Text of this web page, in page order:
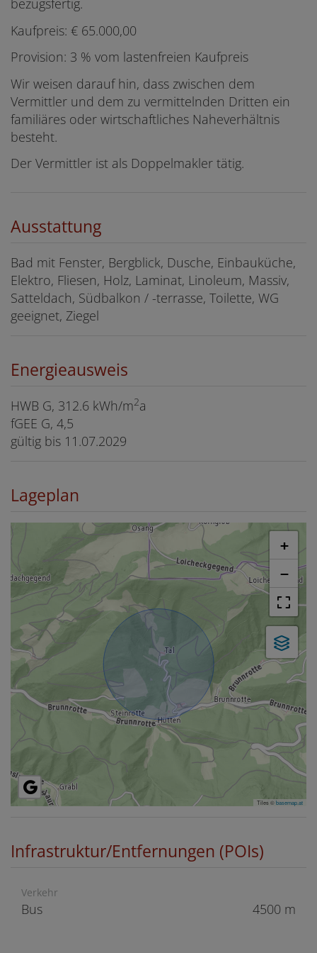
bezugsfertig.
Kaufpreis: € 65.000,00
Provision: 3 % vom lastenfreien Kaufpreis
Wir weisen darauf hin, dass zwischen dem
Vermittler und dem zu vermittelnden Dritten ein
familiäres oder wirtschaftliches Naheverhältnis
besteht.
Der Vermittler ist als Doppelmakler tätig.
Ausstattung
Bad mit Fenster Bergblick Dusche Einbauküche
Elektro Fliesen Holz Laminat Linoleum Massiv
Satteldach Südbalkon / -terrasse Toilette WG
geeignet Ziegel
Energieausweis
HWB G, 312.6 kWh/m2a
fGEE G, 4,5
gültig bis 11.07.2029
Lageplan
+
−
Tiles ©basemap.at
Infrastruktur/Entfernungen (POIs)
Verkehr
Bus 4500 m